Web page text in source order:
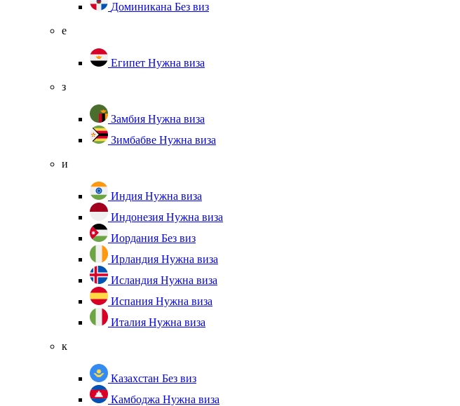
Доминикана Без виз
е
Египет Нужна виза
з
Замбия Нужна виза
Зимбабве Нужна виза
и
Индия Нужна виза
Индонезия Нужна виза
Иордания Без виз
Ирландия Нужна виза
Исландия Нужна виза
Испания Нужна виза
Италия Нужна виза
к
Казахстан Без виз
Камбоджа Нужна виза